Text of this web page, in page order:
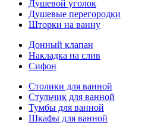
Душевой уголок
Душевые перегородки
Шторки на ванну
Донный клапан
Накладка на слив
Сифон
Столики для ванной
Стульчик для ванной
Тумбы для ванной
Шкафы для ванной